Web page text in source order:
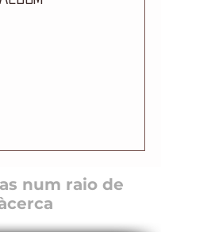
num raio de